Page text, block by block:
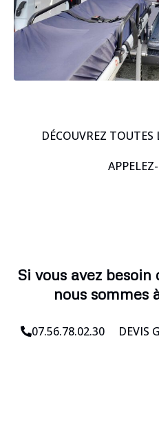
DÉCOUVREZ TOUTES
Si vous avez
nous sommes
07.56.78.02.30 DEVIS